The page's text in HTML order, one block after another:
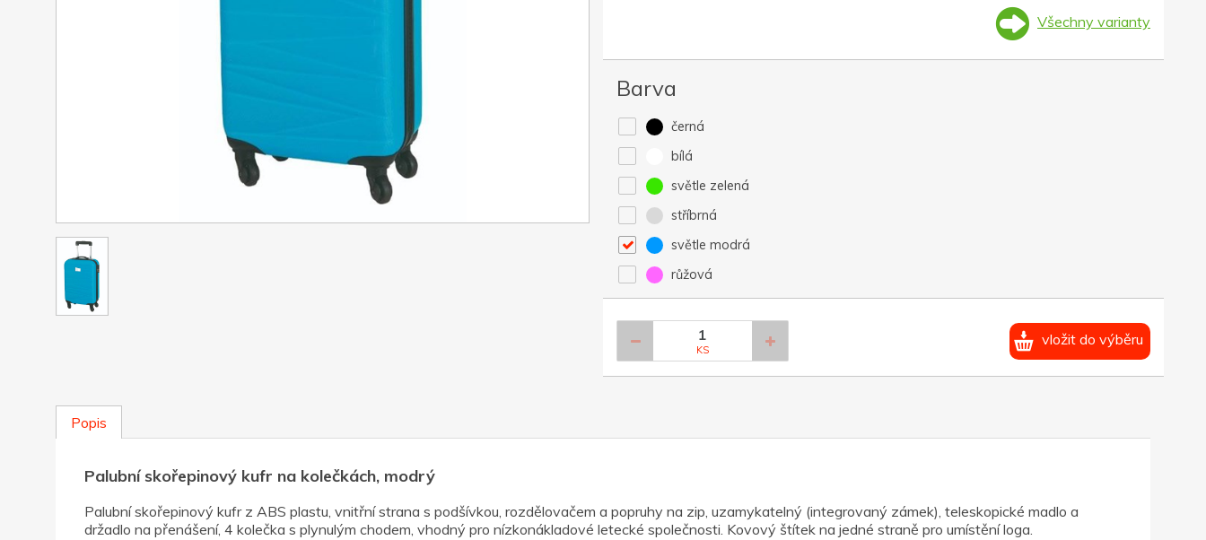
Všechny varianty
Barva
černá
bílá
světle zelená
stříbrná
světle modrá
růžová
KS
vložit do výběru
Popis
Palubní skořepinový kufr na kolečkách, modrý
Palubní skořepinový kufr z ABS plastu, vnitřní strana s podšívkou, rozdělovačem a popruhy na zip, uzamykatelný (integrovaný zámek), teleskopické madlo a
držadlo na přenášení, 4 kolečka s plynulým chodem, vhodný pro nízkonákladové letecké společnosti. Kovový štítek na jedné straně pro umístění loga.